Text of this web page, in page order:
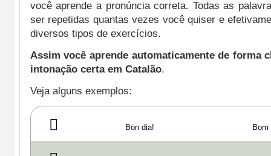
você aprende a pronúncia correta. Todas as
ser repetidas quantas vezes você quiser e
diversos tipos de exercícios.
Assim você aprende automaticamente de forma
intonação certa em Catalão.
Veja alguns exemplos:
Bon dia! Bom